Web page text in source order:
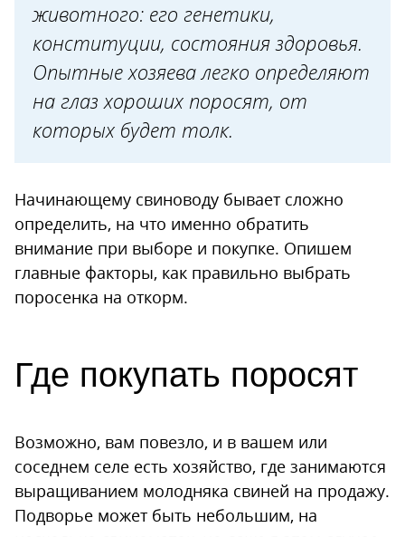
Хвост
Активность
Уход за поросенком после
покупки
Перевозка
Рацион
животного: его генетики,
конституции, состояния здоровья.
Опытные хозяева легко определяют
на глаз хороших поросят, от
которых будет толк.
Начинающему свиноводу бывает сложно
определить, на что именно обратить
внимание при выборе и покупке. Опишем
главные факторы, как правильно выбрать
поросенка на откорм.
Где покупать поросят
Возможно, вам повезло, и в вашем или
соседнем селе есть хозяйство, где занимаются
выращиванием молодняка свиней на продажу.
Подворье может быть небольшим, на